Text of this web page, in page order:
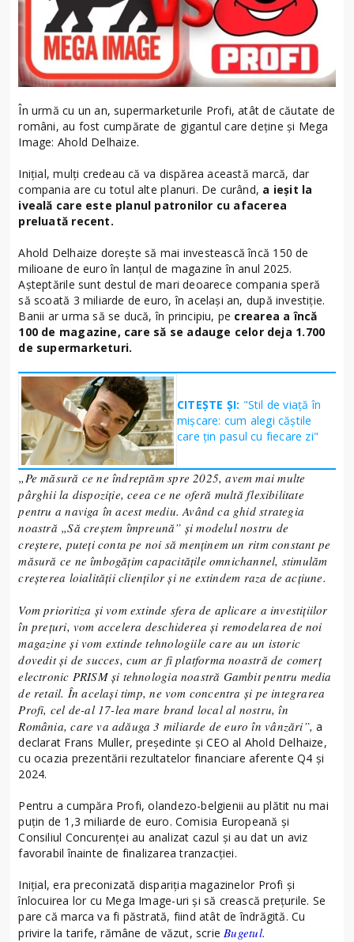
În urmă cu un an, supermarketurile Profi, atât de căutate de
români, au fost cumpărate de gigantul care deține și Mega
Image: Ahold Delhaize.
Inițial, mulți credeau că va dispărea această marcă, dar
compania are cu totul alte planuri. De curând, a ieșit la
iveală care este planul patronilor cu afacerea
preluată recent.
Ahold Delhaize dorește să mai investească încă 150 de
milioane de euro în lanțul de magazine în anul 2025.
Așteptările sunt destul de mari deoarece compania speră
să scoată 3 miliarde de euro, în același an, după investiție.
Banii ar urma să se ducă, în principiu, pe crearea a încă
100 de magazine, care să se adauge celor deja 1.700
de supermarketuri.
CITEȘTE ȘI: "Stil de viață în
mișcare: cum alegi căștile
care țin pasul cu fiecare zi"
„Pe măsură ce ne îndreptăm spre 2025, avem mai multe
pârghii la dispoziție, ceea ce ne oferă multă flexibilitate
pentru a naviga în acest mediu. Având ca ghid strategia
noastră „Să creștem împreună” și modelul nostru de
creștere, puteți conta pe noi să menținem un ritm constant pe
măsură ce ne îmbogățim capacitățile omnichannel, stimulăm
creșterea loialității clienților și ne extindem raza de acțiune.
Vom prioritiza și vom extinde sfera de aplicare a investițiilor
în prețuri, vom accelera deschiderea și remodelarea de noi
magazine și vom extinde tehnologiile care au un istoric
dovedit și de succes, cum ar fi platforma noastră de comerț
electronic PRISM și tehnologia noastră Gambit pentru media
de retail. În același timp, ne vom concentra și pe integrarea
Profi, cel de-al 17-lea mare brand local al nostru, în
România, care va adăuga 3 miliarde de euro în vânzări”, a
declarat Frans Muller, președinte și CEO al Ahold Delhaize,
cu ocazia prezentării rezultatelor financiare aferente Q4 și
2024.
Pentru a cumpăra Profi, olandezo-belgienii au plătit nu mai
puțin de 1,3 miliarde de euro. Comisia Europeană și
Consiliul Concurenței au analizat cazul și au dat un aviz
favorabil înainte de finalizarea tranzacției.
Inițial, era preconizată dispariția magazinelor Profi și
înlocuirea lor cu Mega Image-uri și să crească prețurile. Se
pare că marca va fi păstrată, fiind atât de îndrăgită. Cu
privire la tarife, rămâne de văzut, scrieBugetul.